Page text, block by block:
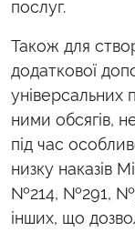
послуг.
Також для
додаткової
універсальних
ними обсягів,
під час
низку наказів
№214, №291,
інших, що